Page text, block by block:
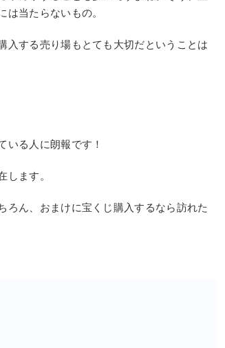
は当たらないもの。
入する売り場もとても大切だということは
いる人に朗報です！
します。
ろん、おまけに宝くじ購入するなら訪れた